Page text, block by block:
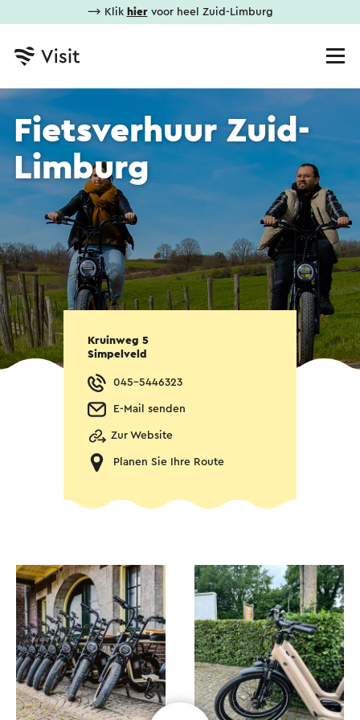
⟶ Klik hiervoor heel Zuid-Limburg
Fietsverhuur Zuid-
Limburg
Kruinweg 5
Simpelveld
045-5446323
E-Mail senden
Zur Website
Planen Sie Ihre Route